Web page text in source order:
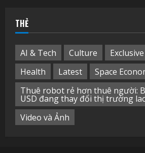
THẺ
AI & Tech Culture Exclusive
Health
Latest
Space
Thuê robot rẻ hơn thuê người:
USD đang thay đổi thị trường
Video và Ảnh